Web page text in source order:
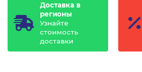
Доставка в
регионы
Узнайте
стоимость
доставки